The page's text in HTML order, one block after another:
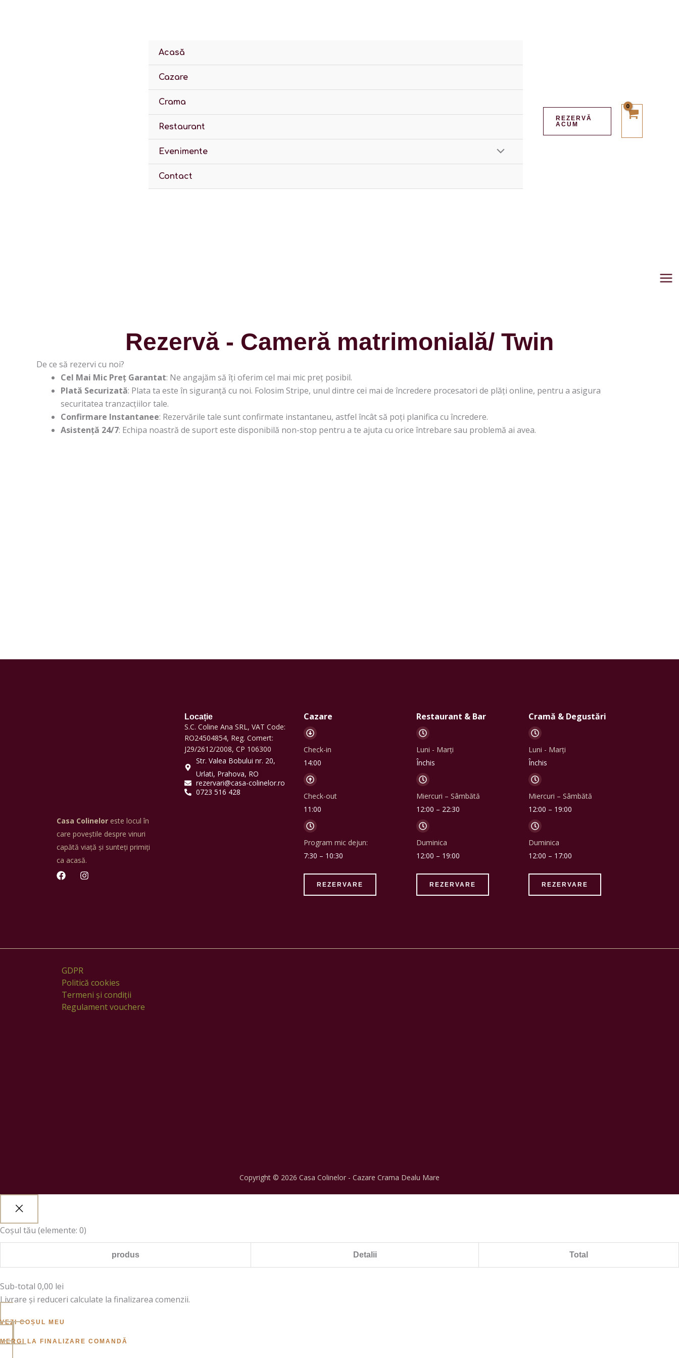
Acasă
Cazare
Crama
Restaurant
Evenimente
Contact
REZERVĂ
ACUM
Rezervă - Cameră matrimonială/ Twin
De ce să rezervi cu noi?
Cel Mai Mic Preț Garantat: Ne angajăm să îți oferim cel mai mic preț posibil.
Plată Securizată: Plata ta este în siguranță cu noi. Folosim Stripe, unul dintre cei mai de încredere procesatori de plăți online, pentru a asigura
securitatea tranzacțiilor tale.
Confirmare Instantanee: Rezervările tale sunt confirmate instantaneu, astfel încât să poți planifica cu încredere.
Asistență 24/7: Echipa noastră de suport este disponibilă non-stop pentru a te ajuta cu orice întrebare sau problemă ai avea.
Casa Colinelor este locul în
care poveștile despre vinuri
capătă viață și sunteți primiți
ca acasă.
F
a
I
n
m
Locație
S.C. Coline Ana SRL, VAT Code:
RO24504854, Reg. Comert:
J29/2612/2008, CP 106300
Str. Valea Bobului nr. 20,
Urlati, Prahova, RO
rezervari@casa-colinelor.ro
0723 516 428
Cazare
Check-in
14:00
Check-out
11:00
Program mic dejun:
7:30 – 10:30
REZERVARE
Restaurant & Bar
Luni - Marți
Închis
Miercuri – Sâmbătă
12:00 – 22:30
Duminica
12:00 – 19:00
REZERVARE
Cramă & Degustări
Luni - Marți
Închis
Miercuri – Sâmbătă
12:00 – 19:00
Duminica
12:00 – 17:00
REZERVARE
GDPR
Politică cookies
Termeni și condiții
Regulament vouchere
Copyright © 2026 Casa Colinelor - Cazare Crama Dealu Mare
Coșul tău (elemente: 0)
produs Detalii Total
Sub-total 0,00 lei
Livrare și reduceri calculate la finalizarea comenzii.
VEZI COȘUL MEU
MERGI LA FINALIZARE COMANDĂ